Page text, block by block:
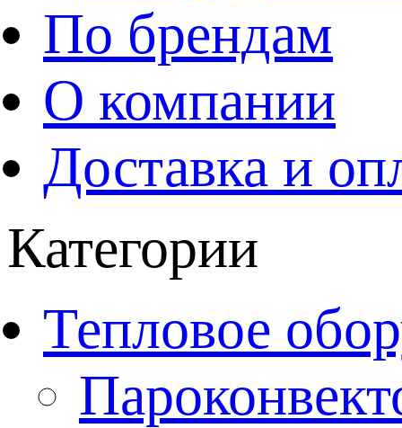
По брендам
О компании
Доставка и
Категории
Тепловое